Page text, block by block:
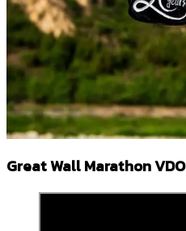
Great Wall Marathon VDO